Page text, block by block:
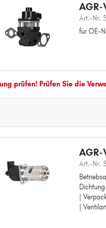
ALTO
B
BALENO
GRAND VITARA
I
J
LIANA
Art.-Nr.
für OE-
für OE-
prüfen! Prüfen Sie die
Art.-Nr.
|
|